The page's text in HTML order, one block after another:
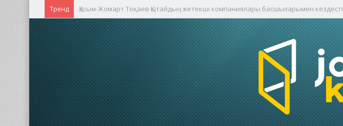
Тренд Қасым-Жомарт Тоқаев Қытайдың жетекші компаниялары басшыларымен кездесті